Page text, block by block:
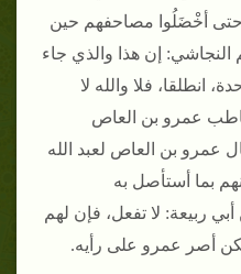
أخْضَلُوا مصاحفهم حين
النجاشي‏:‏ إن هذا والذي جاء
انطلقا، فلا والله لا
عمرو بن العاص
عمرو بن العاص لعبد الله
بما أستأصل به
ربيعة‏:‏ لا تفعل، فإن لهم
أصر عمرو على رأيه‏.‏